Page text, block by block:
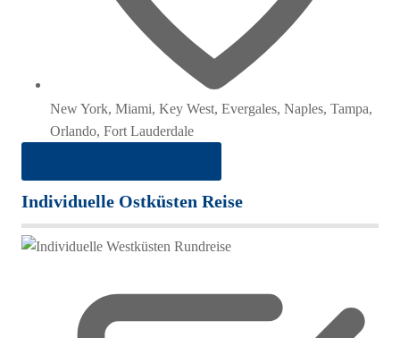
New York, Miami, Key West, Evergales, Naples, Tampa,
Orlando, Fort Lauderdale
Individuelle Ostküsten Reise